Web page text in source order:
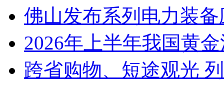
佛山发布系列电力装
2026年上半年我国黄
跨省购物、短途观光